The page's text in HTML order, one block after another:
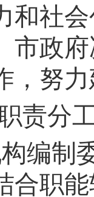
和社
市政
，努
责分
编制
合职